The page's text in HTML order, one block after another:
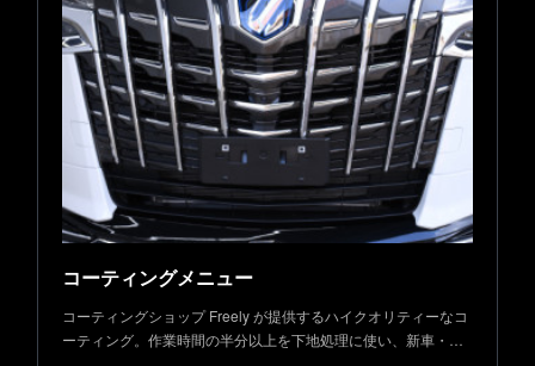
コーティングメニュー
コーティングショップ Freely が提供するハイクオリティーなコ
ーティング。作業時間の半分以上を下地処理に使い、新車・…